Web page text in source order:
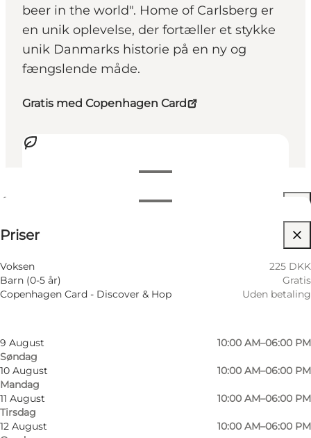
beer in the world". Home of Carlsberg er
en unik oplevelse, der fortæller et stykke
unik Danmarks historie på en ny og
fængslende måde.
Gratis med Copenhagen Card
Filtrér efter måned
6 August
Torsdag
7 August
Fredag
10:00 AM–06:00 PM
9 August
Søndag
10:00 AM–06:00 PM
10 August
Mandag
10:00 AM–06:00 PM
11 August
Tirsdag
10:00 AM–06:00 PM
12 August
10:00 AM–06:00 PM
Priser
Voksen
225 DKK
Barn (0-5 år)
Gratis
Copenhagen Card - Discover & Hop
Uden betaling
⌘